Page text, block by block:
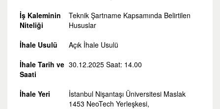
İş Kaleminin
Niteliği
Teknik Şartname Kapsamında Belirtilen
Hususlar
İhale Usulü
Açık İhale Usulü
İhale Tarih ve
Saati
30.12.2025 Saat: 14.00
İhale Yeri
İstanbul Nişantaşı Üniversitesi Maslak
1453 NeoTech Yerleşkesi,